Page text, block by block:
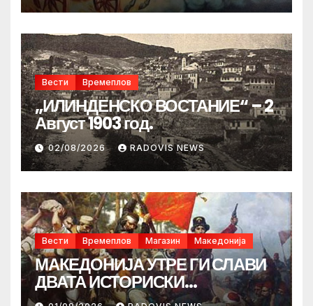
Вести Времеплов
„ИЛИНДЕНСКО ВОСТАНИЕ“ – 2
Август 1903 год.
02/08/2026 RADOVIS NEWS
Вести Времеплов Магазин Македонија
МАКЕДОНИЈА УТРЕ ГИ СЛАВИ
ДВАТА ИСТОРИСКИ
ИЛИНДЕНА!